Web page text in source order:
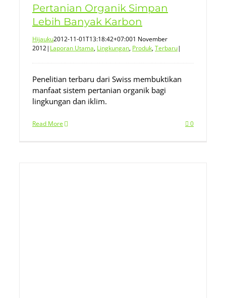
Pertanian Organik Simpan
Lebih Banyak Karbon
Hijauku2012-11-01T13:18:42+07:001 November
2012| Laporan Utama, Lingkungan, Produk,Terbaru|
Penelitian terbaru dari Swiss membuktikan
manfaat sistem pertanian organik bagi
lingkungan dan iklim.
Read More 0